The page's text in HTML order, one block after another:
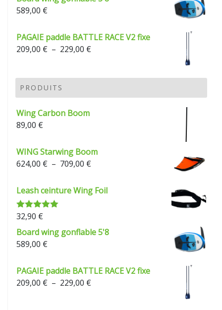
589,00 €
PAGAIE paddle BATTLE RACE V2 fixe
209,00 € – 229,00 €
à
PRODUITS
Wing Carbon Boom
89,00 €
WING Starwing Boom
624,00 € – 709,00 €
prix :
624,00 €
Leash ceinture Wing Foil
Note 5.00
32,90 €
Board wing gonflable 5'8
589,00 €
PAGAIE paddle BATTLE RACE V2 fixe
209,00 € – 229,00 €